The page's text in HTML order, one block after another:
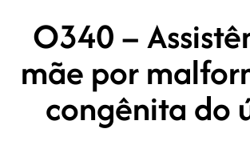
O340 –
mãe por
congênita do